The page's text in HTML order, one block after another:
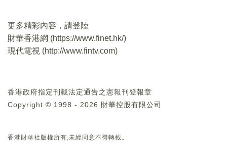
更多精彩內容，請登陸
財華香港網 (https://www.finet.hk/)
現代電視 (http://www.fintv.com)
香港政府指定刊載法定通告之憲報刊登報章
Copyright © 1998 - 2026 財華控股有限公司
香港財華社版權所有,未經同意不得轉載。